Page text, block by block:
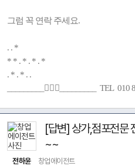
그럼 꼭 연락 주세요.
. . *
* * . * . * . *
. * . * . .
_________🚶🏻‍♂️_________ TEL 010
[답변] 상가,점포전문
~~
전하윤 창업에이전트